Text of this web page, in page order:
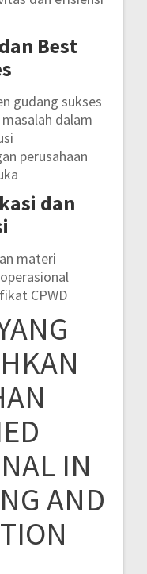
Best
gudang sukses
dalam
perusahaan
dan
materi
CPWD
IN
AND